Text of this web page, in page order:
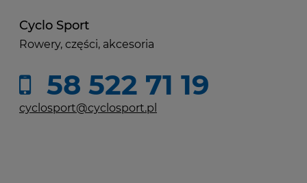
Cyclo Sport
Rowery, części, akcesoria
58 522 71 19
cyclosport@cyclosport.pl